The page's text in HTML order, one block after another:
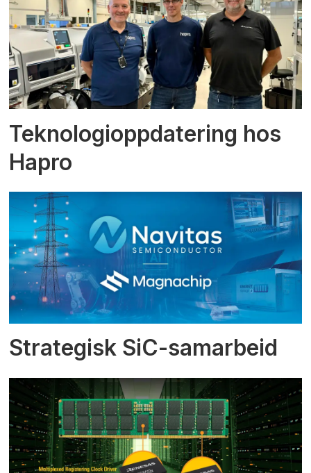
Teknologioppdatering hos
Hapro
Strategisk SiC-samarbeid